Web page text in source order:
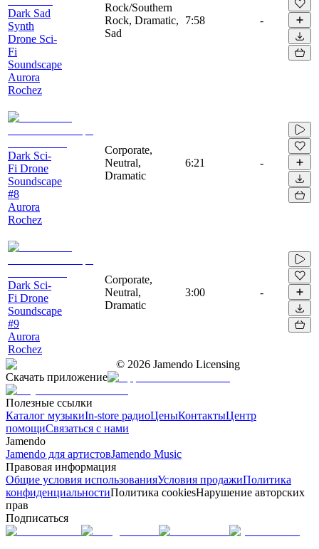
Dark Sad
Synth
Drone Sci-
Fi
Soundscape
Aurora
Rochez
Rock/Southern
Rock, Dramatic,
Sad
7:58 -
Dark Sci-
Fi Drone
Soundscape
#8
Aurora
Rochez
Corporate,
Neutral,
Dramatic
6:21 -
Dark Sci-
Fi Drone
Soundscape
#9
Aurora
Rochez
Corporate,
Neutral,
Dramatic
3:00 -
© 2026 Jamendo Licensing
Скачать приложение
Полезные ссылки
Каталог музыкиIn-store радиоЦеныКонтактыЦентр
помощиСвязаться с нами
Jamendo
Jamendo для артистовJamendo Music
Правовая информация
Общие условия использованияУсловия продажиПолитика
конфиденциальностиПолитика cookiesНарушение авторских
прав
Подписаться